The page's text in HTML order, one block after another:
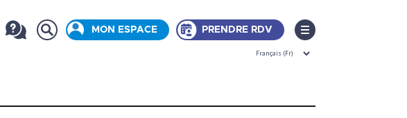
MON ESPACE PRENDRE RDV